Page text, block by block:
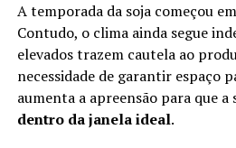
A temporada da soja começou
Contudo, o clima ainda segue
elevados trazem cautela ao
necessidade de garantir espaço
aumenta a apreensão para que a
dentro da janela ideal.